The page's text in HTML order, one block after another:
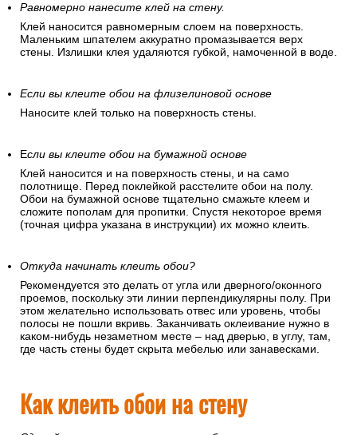
Равномерно нанесите клей на стену.
Клей наносится равномерным слоем на поверхность.
Маленьким шпателем аккуратно промазывается верх
стены. Излишки клея удаляются губкой, намоченной в воде.
Если вы клеите обои на флизелиновой основе
Наносите клей только на поверхность стены.
Если вы клеите обои на бумажной основе
Клей наносится и на поверхность стены, и на само
полотнище. Перед поклейкой расстелите обои на полу.
Обои на бумажной основе тщательно смажьте клеем и
сложите пополам для пропитки. Спустя некоторое время
(точная цифра указана в инструкции) их можно клеить.
Откуда начинать клеить обои?
Рекомендуется это делать от угла или дверного/оконного
проемов, поскольку эти линии перпендикулярны полу. При
этом желательно использовать отвес или уровень, чтобы
полосы не пошли вкривь. Заканчивать оклеивание нужно в
каком-нибудь незаметном месте – над дверью, в углу, там,
где часть стены будет скрыта мебелью или занавесками.
Как клеить обои на стену